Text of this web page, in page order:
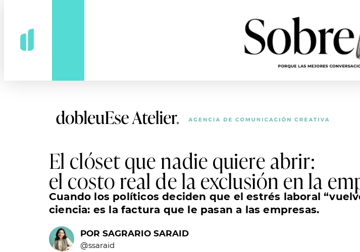
El clóset que nadie quiere abrir:
el costo real de la exclusión en la
Cuando los políticos deciden que el estrés laboral
ciencia: es la factura que le pasan a las empresas.
POR SAGRARIO SARAID
@ssaraid